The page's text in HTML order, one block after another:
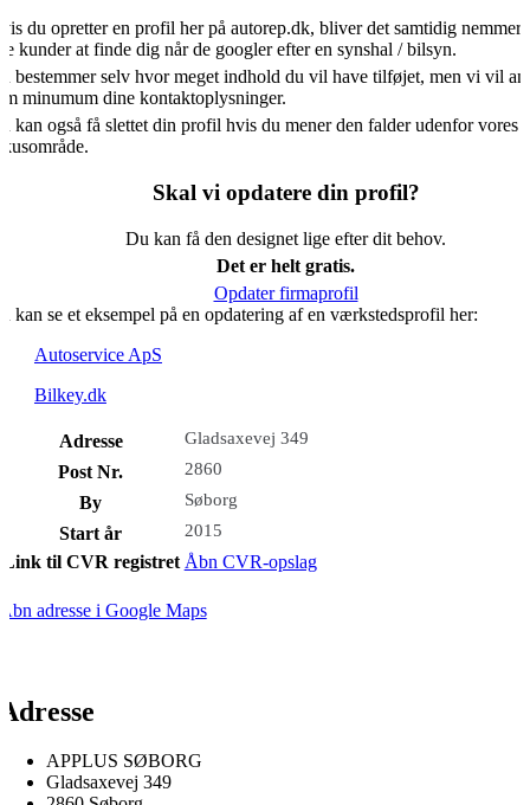
du opretter en profil her på autorep.dk, bliver det samtidig
kunder at finde dig når de googler efter en synshal / bilsyn.
bestemmer selv hvor meget indhold du vil have tilføjet, men vi vil
minumum dine kontaktoplysninger.
kan også få slettet din profil hvis du mener den falder udenfor vores
Skal vi opdatere din profil?
Du kan få den designet lige efter dit behov.
Det er helt gratis.
Opdater firmaprofil
kan se et eksempel på en opdatering af en værkstedsprofil her:
Autoservice ApS
Bilkey.dk
Adresse Gladsaxevej 349
Post Nr. 2860
By Søborg
Start år 2015
Link til CVR registret Åbn CVR-opslag
adresse i Google Maps
APPLUS SØBORG
Gladsaxevej 349